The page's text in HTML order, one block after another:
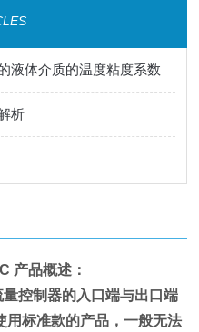
液体介质的温度粘度系数
析
产品概述：
控制器的入口端与出口端
用标准款的产品，一般无法